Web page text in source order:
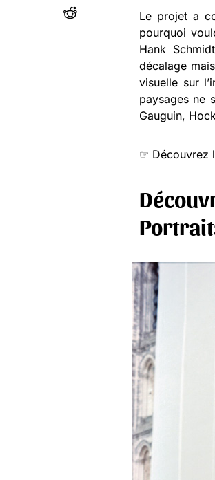
Le projet a
pourquoi
Hank
décalage
visuelle sur
paysages ne
Gauguin,
☞ Découvrez